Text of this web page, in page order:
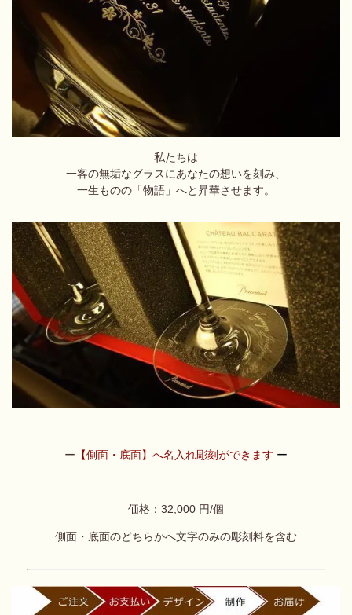
私たちは
一客の無垢なグラスにあなたの想いを刻み、
一生ものの「物語」へと昇華させます。
ー 【側面・底面】へ名入れ彫刻ができます ー
価格：32,000 円/個
側面・底面のどちらかへ文字のみの彫刻料を含む